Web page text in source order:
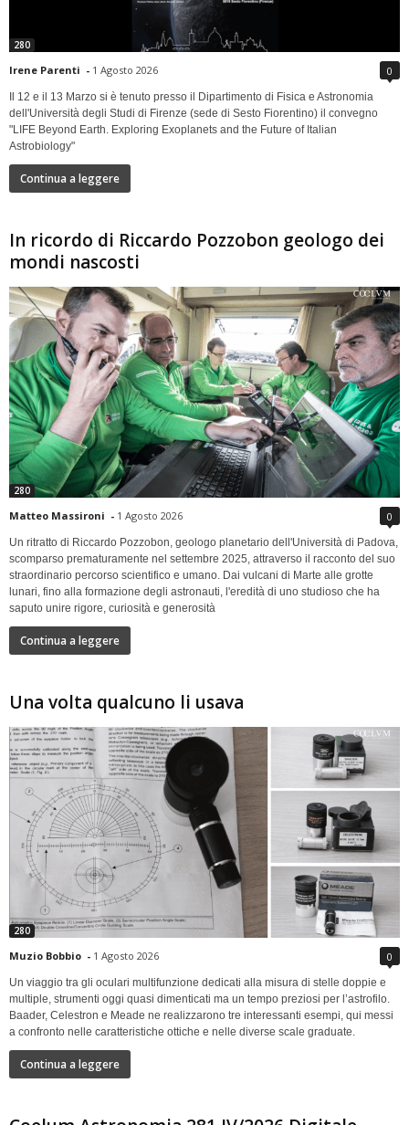
280
Irene Parenti - 1 Agosto 2026 0
Il 12 e il 13 Marzo si è tenuto presso il Dipartimento di Fisica e Astronomia
dell'Università degli Studi di Firenze (sede di Sesto Fiorentino) il convegno
"LIFE Beyond Earth. Exploring Exoplanets and the Future of Italian
Astrobiology"
Continua a leggere
In ricordo di Riccardo Pozzobon geologo dei
mondi nascosti
280
Matteo Massironi - 1 Agosto 2026 0
Un ritratto di Riccardo Pozzobon, geologo planetario dell'Università di Padova,
scomparso prematuramente nel settembre 2025, attraverso il racconto del suo
straordinario percorso scientifico e umano. Dai vulcani di Marte alle grotte
lunari, fino alla formazione degli astronauti, l'eredità di uno studioso che ha
saputo unire rigore, curiosità e generosità
Continua a leggere
Una volta qualcuno li usava
280
Muzio Bobbio - 1 Agosto 2026 0
Un viaggio tra gli oculari multifunzione dedicati alla misura di stelle doppie e
multiple, strumenti oggi quasi dimenticati ma un tempo preziosi per l’astrofilo.
Baader, Celestron e Meade ne realizzarono tre interessanti esempi, qui messi
a confronto nelle caratteristiche ottiche e nelle diverse scale graduate.
Continua a leggere